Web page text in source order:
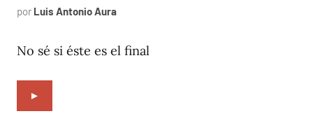
por Luis Antonio Aura
2023
No sé si éste es el final
►